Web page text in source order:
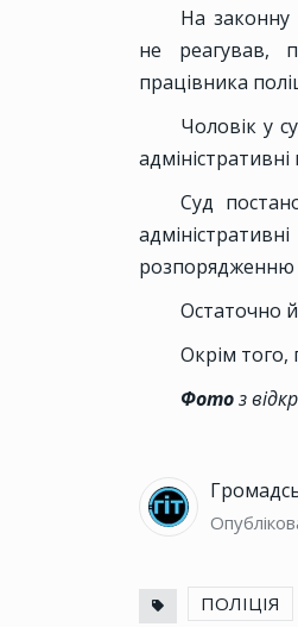
На законну
не реагував,
працівника
Чоловік у
Суд
розпорядженню
Остаточно
Окрім того,
Фотоз
ПОЛІЦІЯ